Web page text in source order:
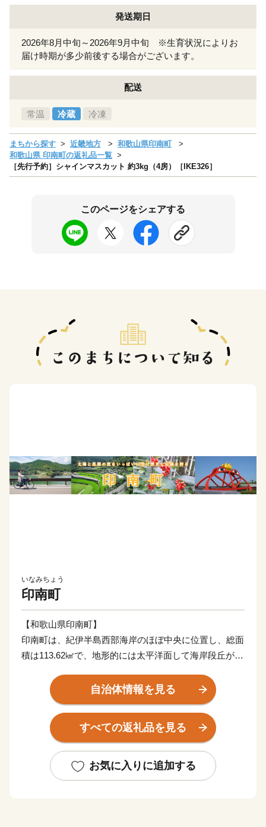
発送期日
2026年8月中旬～2026年9月中旬 ※生育状況によりお
届け時期が多少前後する場合がございます。
配送
常温 冷蔵 冷凍
まちから探す 近畿地方
和歌山県印南町
和歌山県 印南町の返礼品一覧
［先行予約］シャインマスカット 約3kg（4房）［IKE326］
このページをシェアする
いなみちょう
印南町
【和歌山県印南町】
印南町は、紀伊半島西部海岸のほぼ中央に位置し、総面
積は113.62㎢で、地形的には太平洋面して海岸段丘が広
峰などの山々が連なっています。
また、三ヶ峰付近からは切目川が流れ、印南原付近から
は印南川が町の中心部を流れて太平洋に注いでいます。
印南町は歴史も古く、数々の伝説や言伝えを残す歴史遺
産が町内に多く点在するなど、観光面でも魅力を秘めた
自治体情報を見る
すべての返礼品を見る
お気に入りに追加する